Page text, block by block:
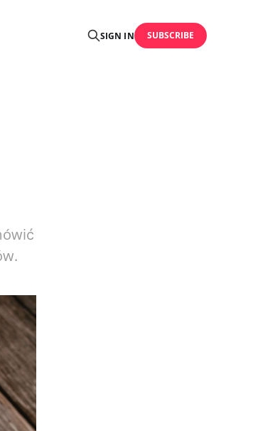
SIGN IN SUBSCRIBE